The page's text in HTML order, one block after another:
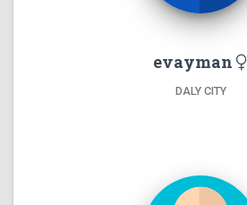
evayman
DALY CITY